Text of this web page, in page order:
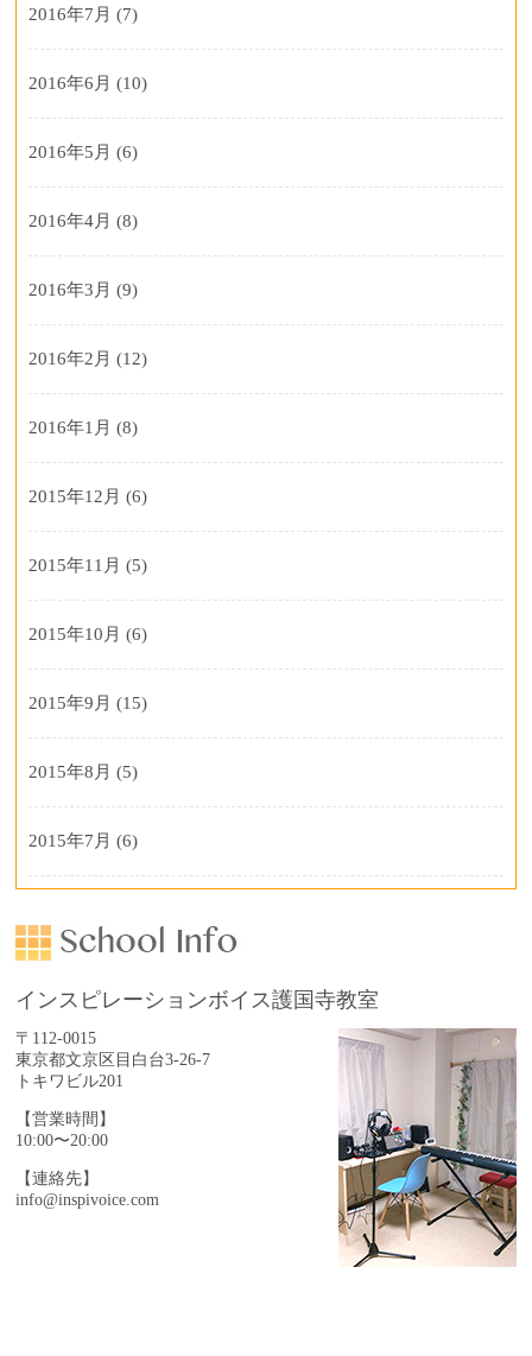
2016年7月 (7)
2016年6月 (10)
2016年5月 (6)
2016年4月 (8)
2016年3月 (9)
2016年2月 (12)
2016年1月 (8)
2015年12月 (6)
2015年11月 (5)
2015年10月 (6)
2015年9月 (15)
2015年8月 (5)
2015年7月 (6)
インスピレーションボイス護国寺教室
〒112-0015
東京都文京区目白台3-26-7
トキワビル201
【営業時間】
10:00〜20:00
【連絡先】
info@inspivoice.com